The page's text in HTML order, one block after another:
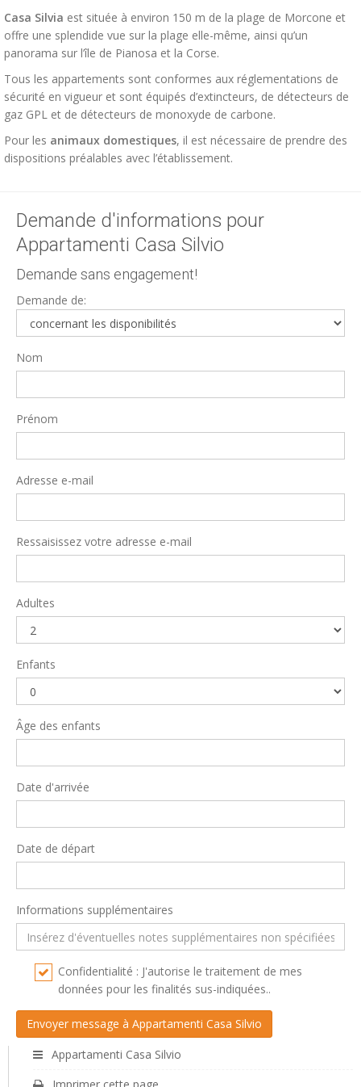
Casa Silvia est située à environ 150 m de la plage de Morcone et
offre une splendide vue sur la plage elle-même, ainsi qu’un
panorama sur l’île de Pianosa et la Corse.
Tous les appartements sont conformes aux réglementations de
sécurité en vigueur et sont équipés d’extincteurs, de détecteurs de
gaz GPL et de détecteurs de monoxyde de carbone.
Pour les animaux domestiques, il est nécessaire de prendre des
dispositions préalables avec l’établissement.
Demande d'informations pour
Appartamenti Casa Silvio
Demande sans engagement!
Demande de:
Nom
Prénom
Adresse e-mail
Ressaisissez votre adresse e-mail
Adultes
Enfants
Âge des enfants
Date d'arrivée
Date de départ
Informations supplémentaires
Confidentialité : J'autorise le traitement de mes
données pour les finalités sus-indiquées..
Appartamenti Casa Silvio